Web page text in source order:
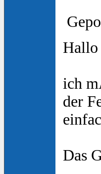
Hallo
ich
der
Das